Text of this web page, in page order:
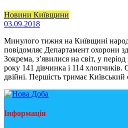
Новини Київщини
03.09.2018
Минулого тижня на Київщині
повідомляє Департамент охорони
Зокрема, з’явилися на світ, у
року 141 дівчинка і 114
двійні. Першість тримає
Інформація